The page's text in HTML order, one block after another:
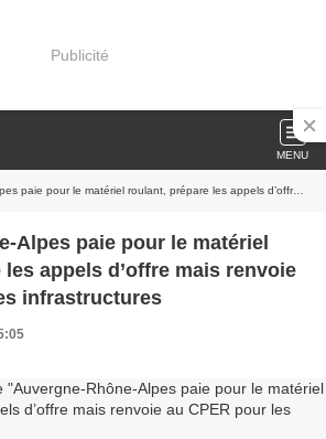
Publicité
MENU
matériel roulant, prépare les appels d’offre mais renvoie au CPER pour les infrastructures
Alpes paie pour le matériel
appels d’offre mais renvoie
infrastructures